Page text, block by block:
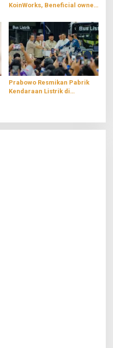
KoinWorks, Beneficial owner
Prabowo Resmikan Pabrik
Kendaraan Listrik di